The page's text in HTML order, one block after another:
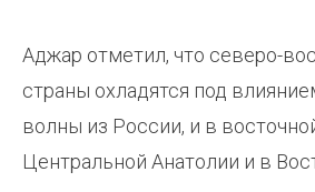
Аджар отметил, что северо-
страны охладятся под
волны из России, и в
Центральной Анатолии и в